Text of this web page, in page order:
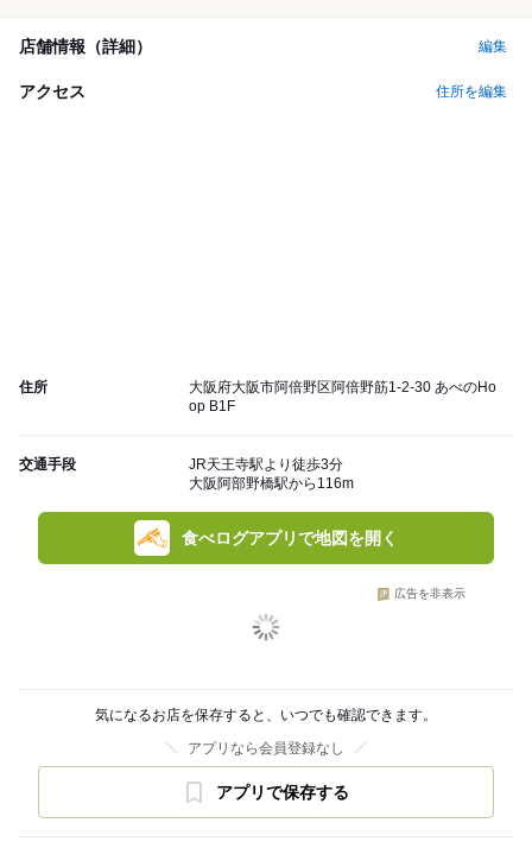
店舗情報（詳細） 編集
アクセス 住所を編集
住所
大阪府大阪市阿倍野区阿倍野筋1-2-30 あべのHo
op B1F
交通手段
JR天王寺駅より徒歩3分
大阪阿部野橋駅から116m
食べログアプリで地図を開く
広告を非表示
気になるお店を保存すると、いつでも確認できます。
アプリなら会員登録なし
アプリで保存する